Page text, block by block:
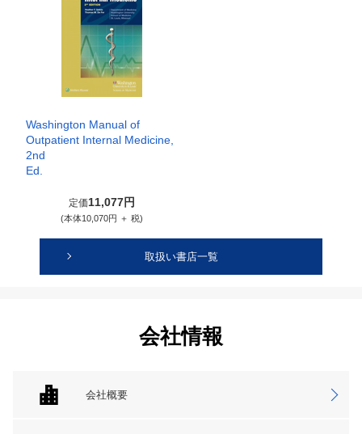
Washington Manual of
Outpatient Internal Medicine,
2nd
Ed.
定価11,077円
(本体10,070円 ＋ 税)
取扱い書店一覧
会社情報
会社概要